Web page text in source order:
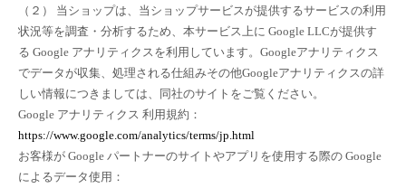
（２） 当ショップは、当ショップサービスが提供するサービスの利用
状況等を調査・分析するため、本サービス上に Google LLCが提供す
る Google アナリティクスを利用しています。Googleアナリティクス
でデータが収集、処理される仕組みその他Googleアナリティクスの詳
しい情報につきましては、同社のサイトをご覧ください。
Google アナリティクス 利用規約：
https://www.google.com/analytics/terms/jp.html
お客様が Google パートナーのサイトやアプリを使用する際の Google
によるデータ使用：